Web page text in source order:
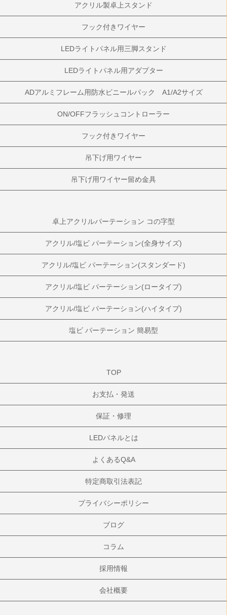
アクリル製卓上スタンド
フック付きワイヤー
LEDライトパネル用三脚スタンド
LEDライトパネル用アダプター
ADアルミフレーム用防水ビニールパック A1/A2サイズ
ON/OFFフラッシュコントローラー
フック付きワイヤー
吊下げ用ワイヤー
吊下げ用ワイヤー留め金具
卓上アクリルパーテーション コの字型
アクリル/塩ビ パーテーション(全身サイズ)
アクリル/塩ビ パーテーション(スタンダード)
アクリル/塩ビ パーテーション(ロータイプ)
アクリル/塩ビ パーテーション(ハイタイプ)
塩ビ パーテーション 簡易型
TOP
お支払・発送
保証・修理
LEDパネルとは
よくあるQ&A
特定商取引法表記
プライバシーポリシー
ブログ
コラム
採用情報
会社概要